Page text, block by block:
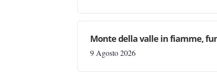
Monte della valle in fiamme,
9 Agosto 2026